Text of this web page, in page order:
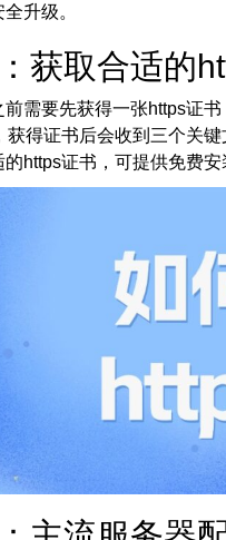
升级。
获取合适的
前需要先获得一张https证
获得证书后会收到三个关
https证书，可提供免费